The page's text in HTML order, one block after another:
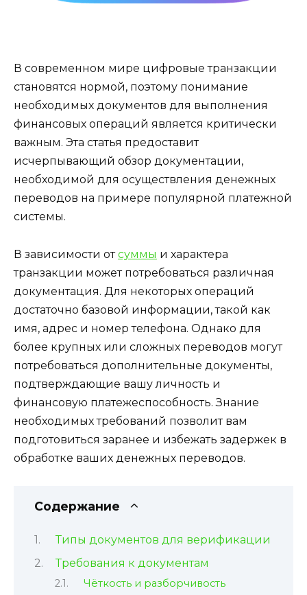
В современном мире цифровые транзакции
становятся нормой, поэтому понимание
необходимых документов для выполнения
финансовых операций является критически
важным. Эта статья предоставит
исчерпывающий обзор документации,
необходимой для осуществления денежных
переводов на примере популярной платежной
системы.
В зависимости отсуммы и характера
транзакции может потребоваться различная
документация. Для некоторых операций
достаточно базовой информации, такой как
имя, адрес и номер телефона. Однако для
более крупных или сложных переводов могут
потребоваться дополнительные документы,
подтверждающие вашу личность и
финансовую платежеспособность. Знание
необходимых требований позволит вам
подготовиться заранее и избежать задержек в
обработке ваших денежных переводов.
Содержание
Типы документов для верификации
Требования к документам
Чёткость и разборчивость